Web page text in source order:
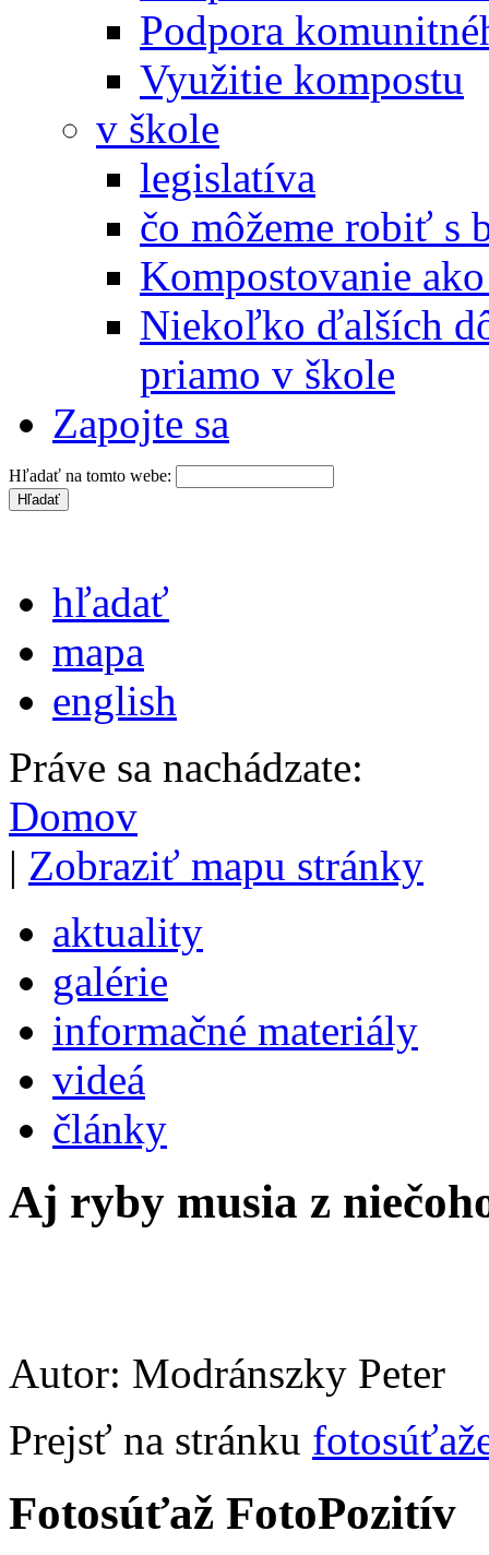
Podpora
Využitie kompostu
v škole
legislatíva
čo môžeme robiť s
Kompostovanie
Niekoľko ďalších
priamo v škole
Zapojte sa
Hľadať na tomto webe:
hľadať
mapa
english
Práve sa nachádzate:
Domov
| Zobraziť mapu stránky
aktuality
galérie
informačné materiály
videá
články
Aj ryby musia z
Autor: Modránszky Peter
Prejsť na stránku
Fotosúťaž FotoPozitív